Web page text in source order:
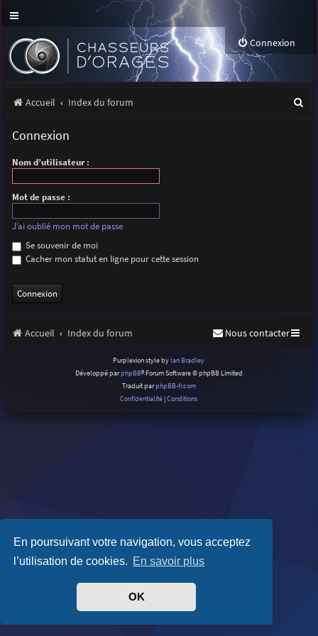
En poursuivant votre navigation, vous acceptez
l’utilisation de cookies. En savoir plus
OK
Connexion
Accueil Index du forum
Connexion
Nom d’utilisateur :
Mot de passe :
J’ai oublié mon mot de passe
Se souvenir de moi
Cacher mon statut en ligne pour cette session
Accueil Index du forum Nous contacter
Purplexion style by Ian Bradley
Développé parphpBB® Forum Software © phpBB Limited
Traduit parphpBB-fr.com
Confidentialité |Conditions